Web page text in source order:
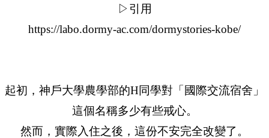
▷引用
https://labo.dormy-ac.com/dormystories-kobe/
起初，神戶大學農學部的H同學對「國際交流宿舍」
這個名稱多少有些戒心。
然而，實際入住之後，這份不安完全改變了。